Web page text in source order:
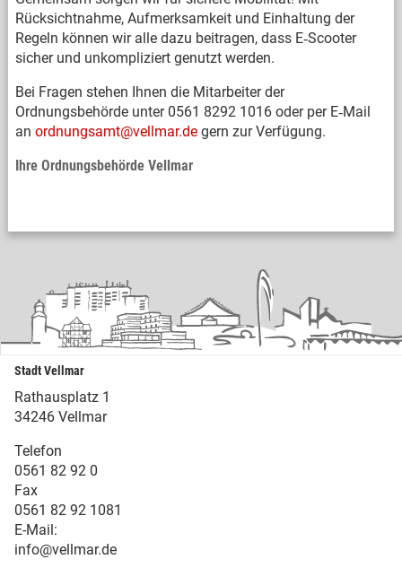
Rücksichtnahme, Aufmerksamkeit und Einhaltung der
Regeln können wir alle dazu beitragen, dass E‑Scooter
sicher und unkompliziert genutzt werden.
Bei Fragen stehen Ihnen die Mitarbeiter der
Ordnungsbehörde unter 0561 8292 1016 oder per E‑Mail
an ordnungsamt@vellmar.degern zur Verfügung.
Ihre Ordnungsbehörde Vellmar
Stadt Vellmar
Rathausplatz 1
34246 Vellmar
Telefon
0561 82 92 0
Fax
0561 82 92 1081
E-Mail:
info@vellmar.de